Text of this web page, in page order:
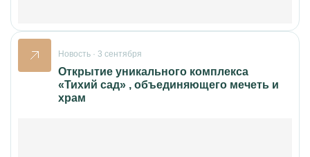
Новость · 3 сентября
Открытие уникального комплекса
«Тихий сад» , объединяющего мечеть и
храм